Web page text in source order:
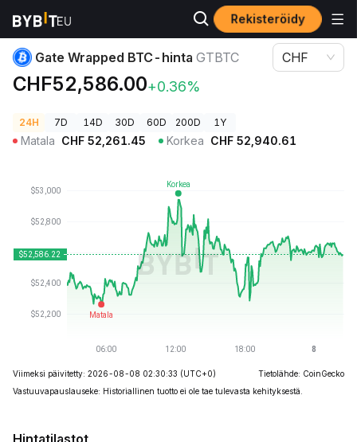
Rekisteröidy
Kryptohinnat Gate Wrapped BTC-hinta GTBTC
Gate Wrapped BTC-hinta GTBTC
CHF52,586.00+0.36%
CHF
24H 7D 14D 30D 60D 200D 1Y
Matala CHF 52,261.45 Korkea CHF 52,940.61
Viimeksi päivitetty: 2026-08-08 02:30:33 (UTC+0)
Tietolähde: CoinGecko
Vastuuvapauslauseke: Historiallinen tuotto ei ole tae tulevasta kehityksestä.
Hintatilastot